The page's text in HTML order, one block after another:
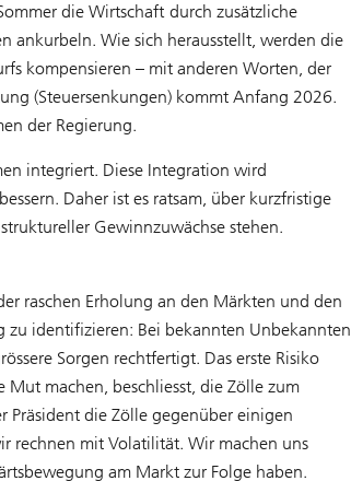
die Wirtschaft durch zusätzliche
ankurbeln. Wie sich herausstellt, werden die
kompensieren – mit anderen Worten, der
(Steuersenkungen) kommt Anfang 2026.
der Regierung.
integriert. Diese Integration wird
Daher ist es ratsam, über kurzfristige
Gewinnzuwächse stehen.
raschen Erholung an den Märkten und den
zu identifizieren: Bei bekannten Unbekannten
Sorgen rechtfertigt. Das erste Risiko
machen, beschliesst, die Zölle zum
Präsident die Zölle gegenüber einigen
rechnen mit Volatilität. Wir machen uns
am Markt zur Folge haben.